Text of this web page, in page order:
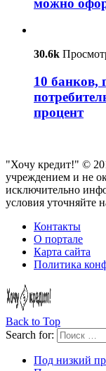
30.6k
10 банков,
процент
"Хочу кредит!" ©
учреждением и не
исключительно
условия уточняйте
Контакты
О портале
Карта сайта
Политика
Back to Top
Search for:
Под низкий